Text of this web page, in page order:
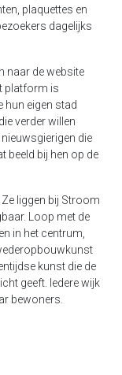
plaquettes en
dagelijks
naar de website
platform is
hun eigen stad
verder willen
die
beeld bij hen op de
Ze liggen bij Stroom
Loop met de
in het centrum,
kunst die de
geeft. Iedere wijk
bewoners.